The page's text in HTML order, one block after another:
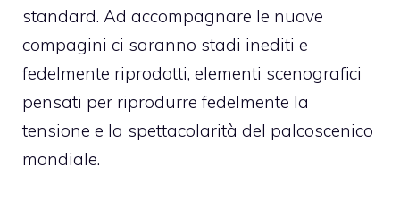
standard. Ad accompagnare le nuove
compagini ci saranno stadi inediti e
fedelmente riprodotti, elementi scenografici
pensati per riprodurre fedelmente la
tensione e la spettacolarità del palcoscenico
mondiale.